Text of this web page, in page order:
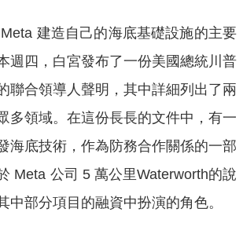
建造自己的海底基礎設施的主要
週四，白宮發布了一份美國總統川普
聯合領導人聲明，其中詳細列出了兩
多領域。在這份長長的文件中，有一
海底技術，作為防務合作關係的一部
Meta 公司 5 萬公里Waterworth的說
中部分項目的融資中扮演的角色。